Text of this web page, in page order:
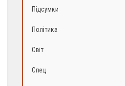
Підсумки
Політика
Світ
Спец